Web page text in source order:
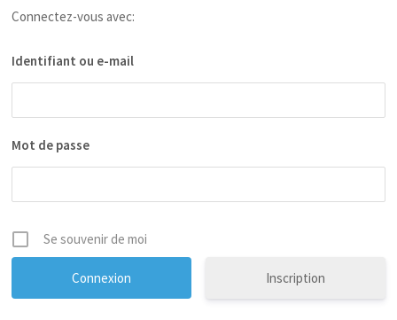
Connectez-vous avec:
Identifiant ou e-mail
Mot de passe
Se souvenir de moi
Inscription